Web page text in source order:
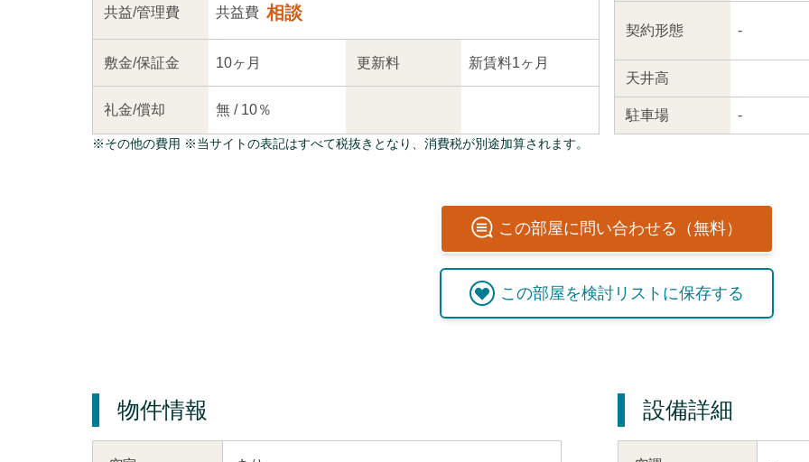
共益/管理費 共益費 相談
敷金/保証金 10ヶ月 更新料 新賃料1ヶ月
礼金/償却 無 / 10％
契約形態 -
天井高
駐車場 -
※その他の費用 ※当サイトの表記はすべて税抜きとなり、消費税が別途加算されます。
この部屋に問い合わせる（無料）
この部屋を検討リストに保存する
物件情報 設備詳細